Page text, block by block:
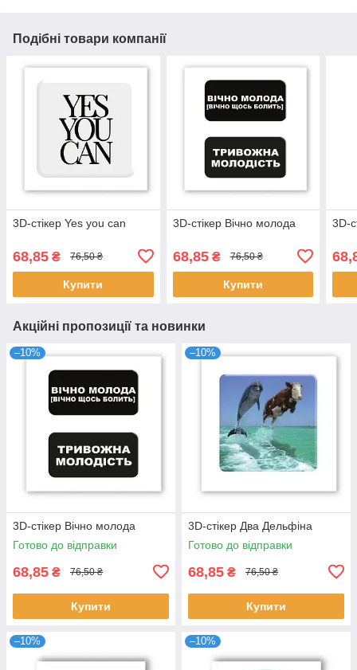
Подібні товари компанії
3D-стікер Yes you can
68,85 ₴ 76,50 ₴
Купити
3D-стікер Вічно молода
68,85₴ 76,50 ₴
Купити
3D-
Акційні пропозиції та новинки
–10%
3D-стікер Вічно молода
Готово до відправки
68,85 ₴ 76,50 ₴
Купити
–10%
3D-стікер Два Дельфіна
Готово до відправки
68,85 ₴ 76,50 ₴
Купити
–10% –10%